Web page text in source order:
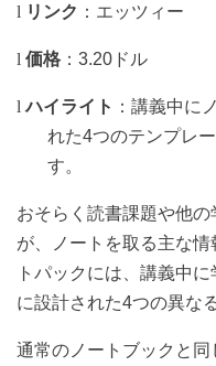
l リンク ： エッツィー
l 価格 ： 3.20 ドル
l ハイライト ：講義中に
れた4つのテンプレ
す。
おそらく読書課題や他
が、ノートを取る主な
トパックには、講義中
に設計された4つの異な
通常のノートブックと